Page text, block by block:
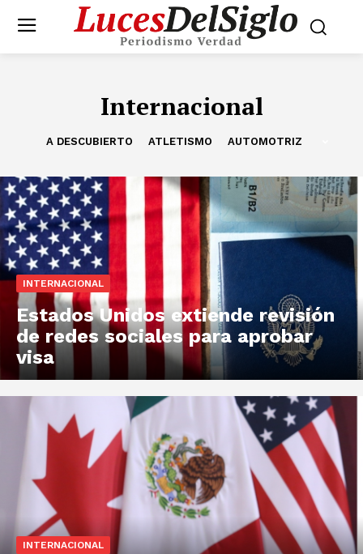
Internacional
A DESCUBIERTO ATLETISMO AUTOMOTRIZ
INTERNACIONAL
Estados Unidos extiende revisión
de redes sociales para aprobar
visa
INTERNACIONAL